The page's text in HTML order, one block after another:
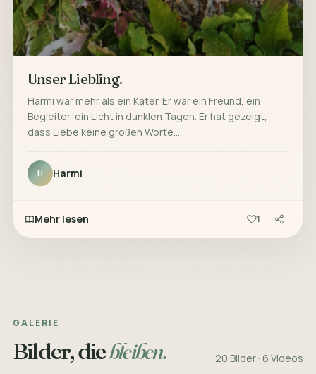
Unser Liebling.
Harmi war mehr als ein Kater. Er war ein Freund, ein
Begleiter, ein Licht in dunklen Tagen. Er hat gezeigt,
dass Liebe keine großen Worte…
H Harmi
Mehr lesen 1
GALERIE
Bilder, diebleiben. 20 Bilder · 6 Videos